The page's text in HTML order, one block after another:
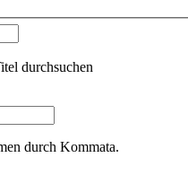
durchsuchen
durch Kommata.